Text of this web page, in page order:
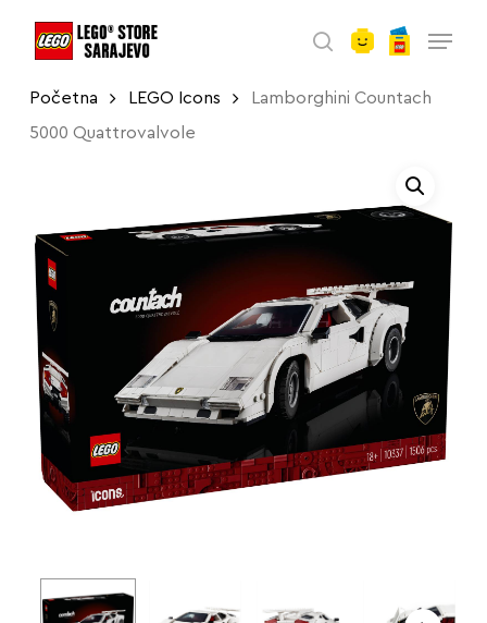
search
Početna LEGO Icons Lamborghini Countach
5000 Quattrovalvole